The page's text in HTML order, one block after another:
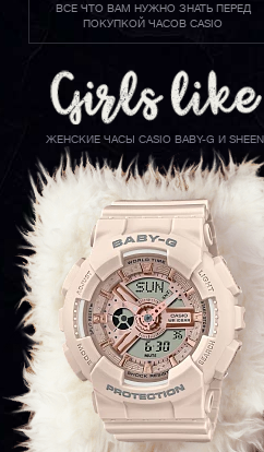
ВСЕ ЧТО ВАМ НУЖНО ЗНАТЬ ПЕРЕД
ПОКУПКОЙ ЧАСОВ CASIO
ЖЕНСКИЕ ЧАСЫ CASIO BABY-G И SHEEN